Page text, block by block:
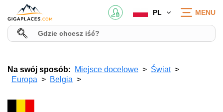
PL MENU
Na swój sposób: Miejsce docelowe
Świat
Europa
Belgia